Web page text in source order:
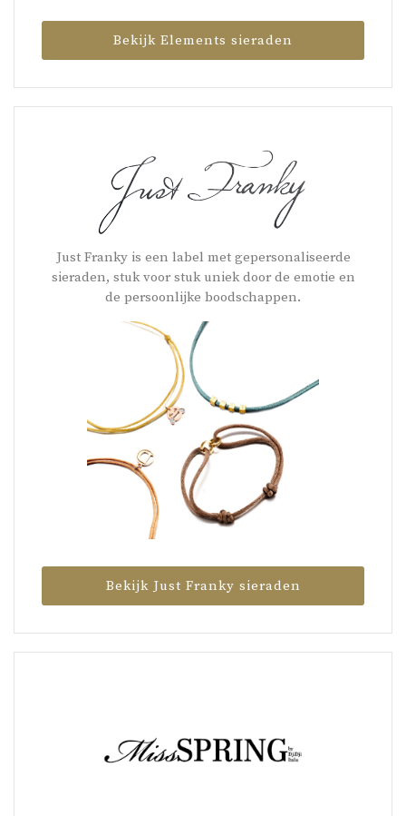
Bekijk Elements sieraden
Just Franky is een label met gepersonaliseerde
sieraden, stuk voor stuk uniek door de emotie en
de persoonlijke boodschappen.
Bekijk Just Franky sieraden